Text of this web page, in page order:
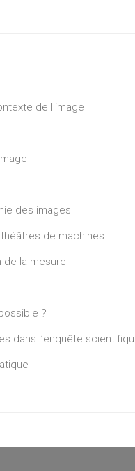
de l'image
des images
de machines
de la mesure
?
dans l’enquête